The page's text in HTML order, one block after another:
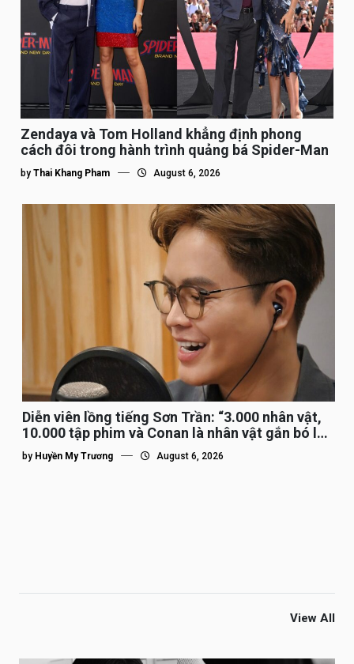
Zendaya và Tom Holland khẳng định phong
cách đôi trong hành trình quảng bá Spider-Man
by Thai Khang Pham August 6, 2026
Diễn viên lồng tiếng Sơn Trần: “3.000 nhân vật,
10.000 tập phim và Conan là nhân vật gắn bó lâu
nhất”
by Huyền My Trương August 6, 2026
View All